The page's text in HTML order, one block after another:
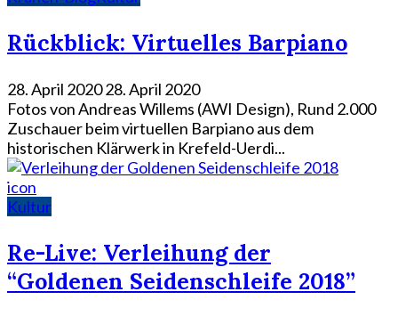
Rückblick: Virtuelles Barpiano
28. April 202028. April 2020
Fotos von Andreas Willems (AWI Design), Rund 2.000
Zuschauer beim virtuellen Barpiano aus dem
historischen Klärwerk in Krefeld-Uerdi...
icon
Kultur
Re-Live: Verleihung der
“Goldenen Seidenschleife 2018”